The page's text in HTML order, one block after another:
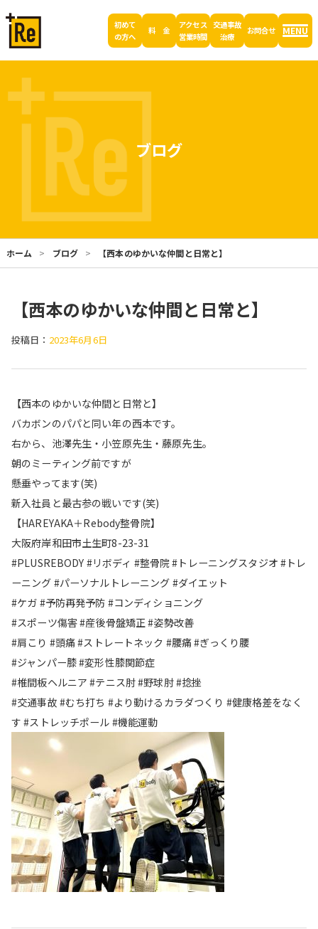
初めて
の方へ
料 金
アクセス
営業時間
交通事故
治療
お問合せ MENU
ブログ
ホーム ブログ 【西本のゆかいな仲間と日常と】
【西本のゆかいな仲間と日常と】
投稿日： 2023年6月6日
【西本のゆかいな仲間と日常と】
バカボンのパパと同い年の西本です。
右から、池澤先生・小笠原先生・藤原先生。
朝のミーティング前ですが
懸垂やってます(笑)
新入社員と最古参の戦いです(笑)
【HAREYAKA＋Rebody整骨院】
大阪府岸和田市土生町8-23-31
#PLUSREBODY #リボディ #整骨院 #トレーニングスタジオ #トレ
ーニング #パーソナルトレーニング #ダイエット
#ケガ #予防再発予防 #コンディショニング
#スポーツ傷害 #産後骨盤矯正 #姿勢改善
#肩こり #頭痛 #ストレートネック #腰痛 #ぎっくり腰
#ジャンパー膝 #変形性膝関節症
#椎間板ヘルニア #テニス肘 #野球肘 #捻挫
#交通事故 #むち打ち #より動けるカラダつくり #健康格差をなく
す #ストレッチポール #機能運動